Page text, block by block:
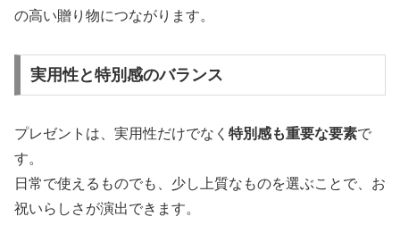
の高い贈り物につながります。
実用性と特別感のバランス
プレゼントは、実用性だけでなく 特別感も重要な要素で
す。
日常で使えるものでも、少し上質なものを選ぶことで、お
祝いらしさが演出できます。